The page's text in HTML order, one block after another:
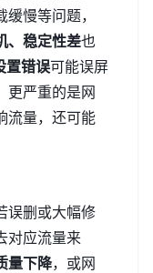
慢等问题，
、稳定性差也
错误可能误屏
更严重的是网
流量，还可能
误删或大幅修
对应流量来
量下降，或网